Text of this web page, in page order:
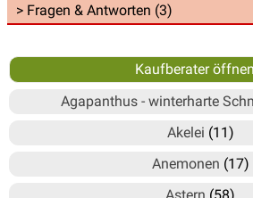
> Fragen & Antworten (3)
Kaufberater
Agapanthus - winterharte
Akelei (11)
Anemonen (17)
Astern (58)